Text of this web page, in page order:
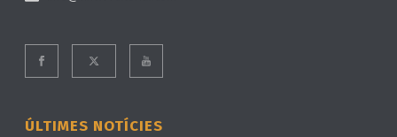
ÚLTIMES NOTÍCIES